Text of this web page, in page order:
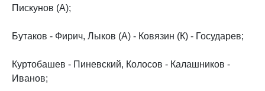
Пискунов (А);
Бутаков - Фирич, Лыков (А) - Ковязин (К) - Государев;
Куртобашев - Пиневский, Колосов - Калашников -
Иванов;